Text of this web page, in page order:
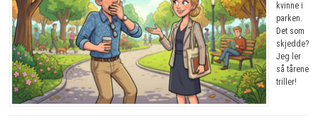
kvinne i
parken.
Det som
skjedde?
Jeg ler
så tårene
triller!